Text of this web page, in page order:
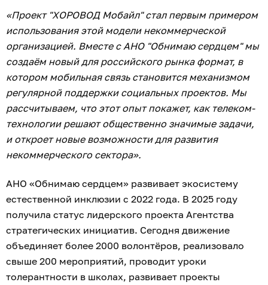
«Проект "ХОРОВОД Мобайл" стал первым примером
использования этой модели некоммерческой
организацией. Вместе с АНО "Обнимаю сердцем" мы
создаём новый для российского рынка формат, в
котором мобильная связь становится механизмом
регулярной поддержки социальных проектов. Мы
рассчитываем, что этот опыт покажет, как телеком-
технологии решают общественно значимые задачи,
и откроет новые возможности для развития
некоммерческого сектора».
АНО «Обнимаю сердцем» развивает экосистему
естественной инклюзии с 2022 года. В 2025 году
получила статус лидерского проекта Агентства
стратегических инициатив. Сегодня движение
объединяет более 2000 волонтёров, реализовало
свыше 200 мероприятий, проводит уроки
толерантности в школах, развивает проекты